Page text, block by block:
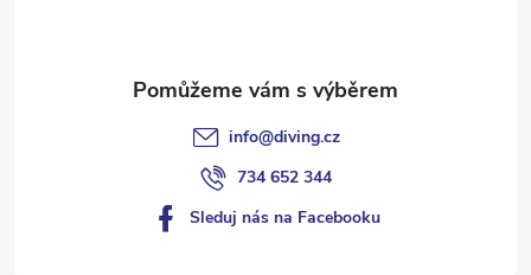
info@diving.cz
734 652 344
Sleduj nás na Facebooku